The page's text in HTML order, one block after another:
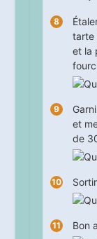
tarte
et la
et
de
Bon